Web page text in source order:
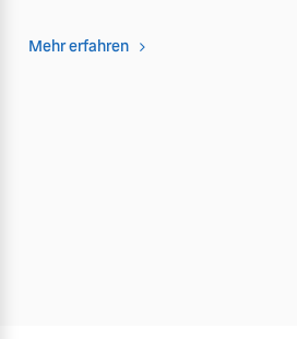
Mehr erfahren